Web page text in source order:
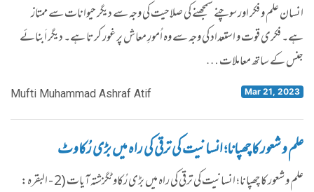
انسان علم و فکر اور سوچنے سمجھنے کی صلاحیت کی وجہ سے دیگر حیوانات سے ممتاز
ہے۔ فکری قوت و استعداد کی وجہ سے وہ اُمورِ معاش پر غور کرتا ہے۔ دیگر اَبنائے
جنس کے ساتھ معاملات …
Mufti Muhammad Ashraf Atif Mar 21, 2023
علم و شعور کا چھپانا؛ انسانیت کی ترقی کی راہ میں بڑی رُکاوٹ
​علم و شعور کا چھپانا؛ انسانیت کی ترقی کی راہ میں بڑی رُکاوٹگزشتہ آیات (2 - البقرہ: